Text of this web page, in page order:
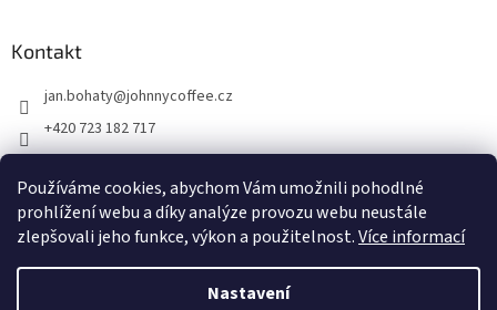
Používáme cookies, abychom Vám umožnili pohodlné
prohlížení webu a díky analýze provozu webu neustále
zlepšovali jeho funkce, výkon a použitelnost.Více informací
Nastavení
Kontakt
jan.bohaty@johnnycoffee.cz
+420 723 182 717
Johnny Coffee
prazirna_johnny_coffee/
Vytvořil Shoptet